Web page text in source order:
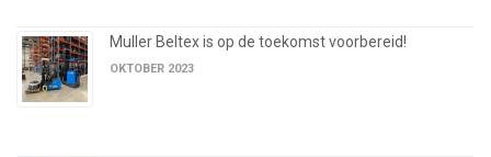
Muller Beltex is op de toekomst voorbereid!
OKTOBER 2023